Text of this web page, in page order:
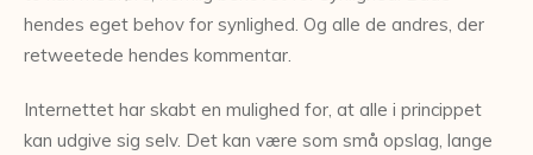
hendes eget behov for synlighed. Og alle de andres, der
retweetede hendes kommentar.
Internettet har skabt en mulighed for, at alle i princippet
kan udgive sig selv. Det kan være som små opslag, lange